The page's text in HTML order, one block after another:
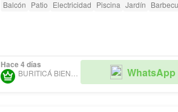
Balcón Patio Electricidad Piscina Jardín
Hace 4 días
BURITICÁ BIENES RAÍCES WhatsApp